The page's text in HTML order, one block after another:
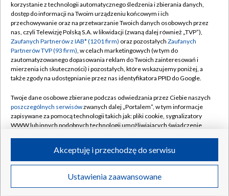
TVP
Abonament TVP
Emisja w TVP
Centrum informacji TVP
Naziemna Telewizja Cyfrowa
Rada Programowa
System NOS
Informacje o nadawcy
Program dla prasy
Ogłoszenie przetargowe
Regulamin TVP
Polityka prywatności
Moje zgody
Pomoc
Kontakt
Kanały
©2026 Telewizja Polska S.A. w likwidacji
korzystanie z technologii automatycznego śledzenia i zbierania danych,
dostęp do informacji na Twoim urządzeniu końcowym i ich
przechowywanie oraz na przetwarzanie Twoich danych osobowych przez
nas, czyli Telewizję Polską S.A. w likwidacji (zwaną dalej również „TVP”),
Zaufanych Partnerów z IAB* (1201 firm) oraz pozostałych Zaufanych
Partnerów TVP (93 firm), w celach marketingowych (w tym do
zautomatyzowanego dopasowania reklam do Twoich zainteresowań i
mierzenia ich skuteczności) i pozostałych, które wskazujemy poniżej, a
także zgody na udostępnianie przez nas identyfikatora PPID do Google.
Twoje dane osobowe zbierane podczas odwiedzania przez Ciebie naszych
poszczególnych serwisówzwanych dalej „Portalem”, w tym informacje
zapisywane za pomocą technologii takich jak: pliki cookie, sygnalizatory
WWW lub innych podobnych technologii umożliwiających świadczenie
ruchu w Internecie.
Twoje dane osobowe zbierane podczas odwiedzania przez Ciebie
poszczególnych serwisówna Portalu, takie jak adresy IP, identyfikatory
Ustawienia zaawansowane
Akceptuję i przechodzę do serwisu